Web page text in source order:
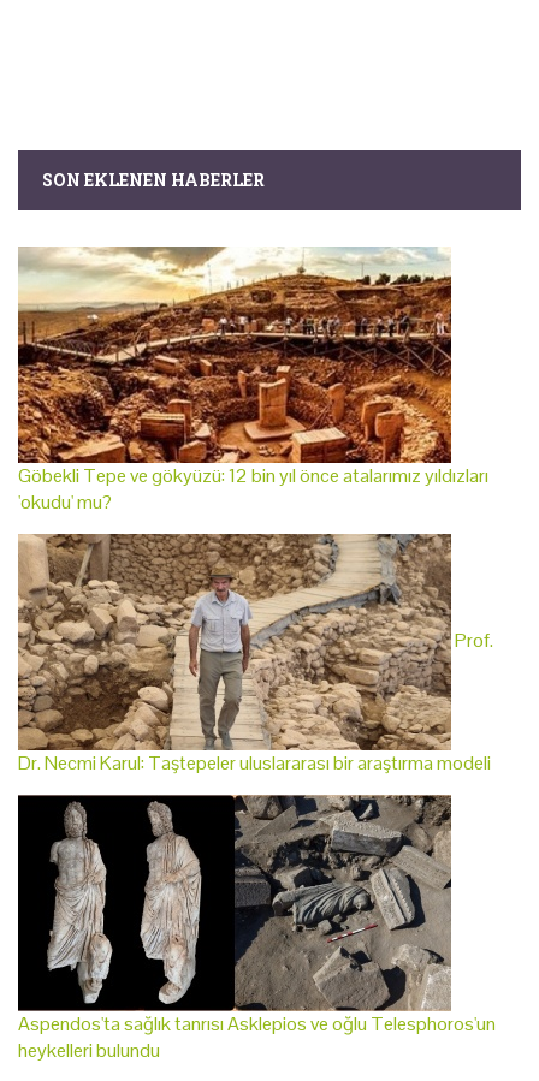
SON EKLENEN HABERLER
Göbekli Tepe ve gökyüzü: 12 bin yıl önce atalarımız yıldızları
'okudu' mu?
Prof.
Dr. Necmi Karul: Taştepeler uluslararası bir araştırma modeli
Aspendos'ta sağlık tanrısı Asklepios ve oğlu Telesphoros'un
heykelleri bulundu